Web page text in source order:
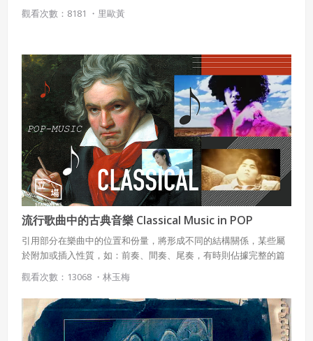
觀看次數：8181 ・ 里歐黃
流行歌曲中的古典音樂 Classical Music in POP
引用部分在樂曲中的位置和份量，將形成不同的結構關係，某些屬
於附加或插入性質，如：前奏、間奏、尾奏，有時則佔據完整的篇
幅，足以成為主要的段落，有些在主段，有些在副歌。花俏點的
話，還會有三拍改為四拍，將原曲性格扭曲轉變的情況。此外，向
某位大師致敬，臨摹其風格的寫作手法卻較為少見 大家應該知道有
不少流行歌曲使用到古典音樂的例子，旋律當然是最明顯的，節奏
以及和聲則是其次，有些是直白的引用、拼貼，有些則是間接的隱
觀看次數：13068 ・ 林玉梅
會員享有其創作之衍生著作的著作權，但會員同意吉寶系統
公司得於該著作權存續期間內無償使用，包括再授權之權
利。
本條約定不因本合約終止而失效。
五、聲明保證
會員聲明並保證會員於使用本系統時創作、上傳或張貼的著
作物，會員享有所有權或經合法授權。
如會員違反前項約定致吉寶系統公司遭追訴、請求或求償
者，吉寶系統公司應立即通知會員，必要時本系統得移除爭
議內容。會員應協助相關程序並負擔吉寶系統公司因此所生
支出（包括律師費用）、損害及損失。
本合約。
本合約終止後，會員不得對吉寶系統公司主張任何費用、補
償或賠償。